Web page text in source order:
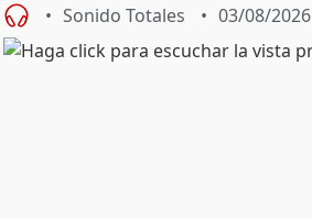
Sonido Totales 03/08/2026